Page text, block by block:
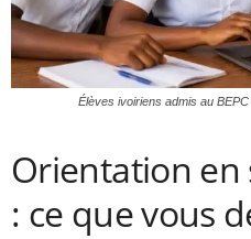
Élèves ivoiriens admis au
Orientation en
: ce que vous